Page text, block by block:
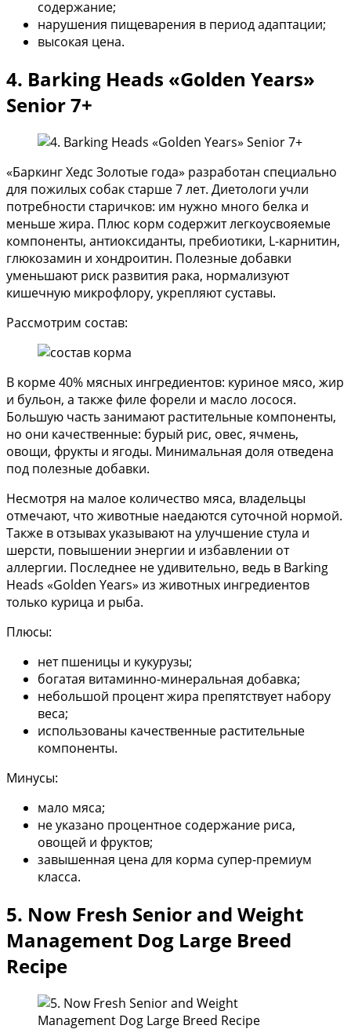
содержание;
нарушения пищеварения в период адаптации;
высокая цена.
4. Barking Heads «Golden Years»
Senior 7+
«Баркинг Хедс Золотые года» разработан специально
для пожилых собак старше 7 лет. Диетологи учли
потребности старичков: им нужно много белка и
меньше жира. Плюс корм содержит легкоусвояемые
компоненты, антиоксиданты, пребиотики, L-карнитин,
глюкозамин и хондроитин. Полезные добавки
уменьшают риск развития рака, нормализуют
кишечную микрофлору, укрепляют суставы.
Рассмотрим состав:
В корме 40% мясных ингредиентов: куриное мясо, жир
и бульон, а также филе форели и масло лосося.
Большую часть занимают растительные компоненты,
но они качественные: бурый рис, овес, ячмень,
овощи, фрукты и ягоды. Минимальная доля отведена
под полезные добавки.
Несмотря на малое количество мяса, владельцы
отмечают, что животные наедаются суточной нормой.
Также в отзывах указывают на улучшение стула и
шерсти, повышении энергии и избавлении от
аллергии. Последнее не удивительно, ведь в Barking
Heads «Golden Years» из животных ингредиентов
только курица и рыба.
Плюсы:
нет пшеницы и кукурузы;
богатая витаминно-минеральная добавка;
небольшой процент жира препятствует набору
веса;
использованы качественные растительные
компоненты.
Минусы:
мало мяса;
не указано процентное содержание риса,
овощей и фруктов;
завышенная цена для корма супер-премиум
класса.
5. Now Fresh Senior and Weight
Management Dog Large Breed
Recipe